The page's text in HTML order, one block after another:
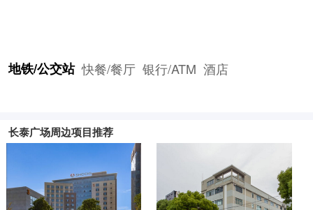
地铁/公交站 快餐/餐厅 银行/ATM 酒店
长泰广场周边项目推荐